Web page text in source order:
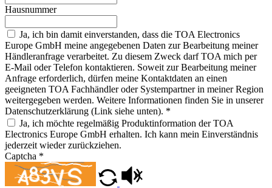
Hausnummer
Ja, ich bin damit einverstanden, dass die TOA Electronics
Europe GmbH meine angegebenen Daten zur Bearbeitung meiner
Händleranfrage verarbeitet. Zu diesem Zweck darf TOA mich per
E-Mail oder Telefon kontaktieren. Soweit zur Bearbeitung meiner
Anfrage erforderlich, dürfen meine Kontaktdaten an einen
geeigneten TOA Fachhändler oder Systempartner in meiner Region
weitergegeben werden. Weitere Informationen finden Sie in unserer
Datenschutzerklärung (Link siehe unten). *
Ja, ich möchte regelmäßig Produktinformation der TOA
Electronics Europe GmbH erhalten. Ich kann mein Einverständnis
jederzeit wieder zurückziehen.
Captcha *